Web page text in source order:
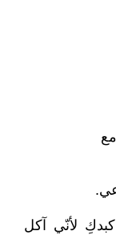
كبدكِ لأنّي آكل